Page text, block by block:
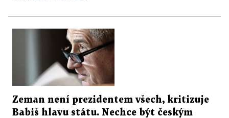
Zeman není prezidentem všech, kritizuje
Babiš hlavu státu. Nechce být českým